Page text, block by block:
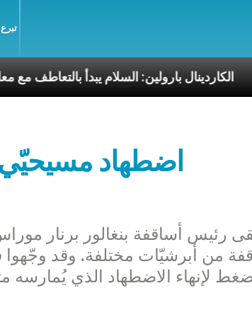
تبرع
الكاردينال بارولين: السلام يبدأ
اضطهاد مسيحيّي
رئيس أساقفة بنغالور برنار
من أبرشيّات مختلفة. وقد
لإنهاء الاضطهاد الذي